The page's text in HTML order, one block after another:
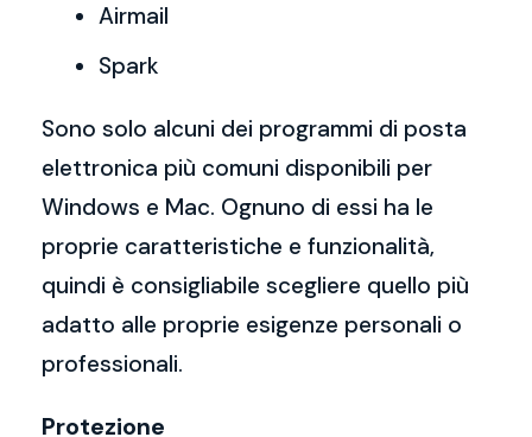
Airmail
Spark
Sono solo alcuni dei programmi di posta
elettronica più comuni disponibili per
Windows e Mac. Ognuno di essi ha le
proprie caratteristiche e funzionalità,
quindi è consigliabile scegliere quello più
adatto alle proprie esigenze personali o
professionali.
Protezione